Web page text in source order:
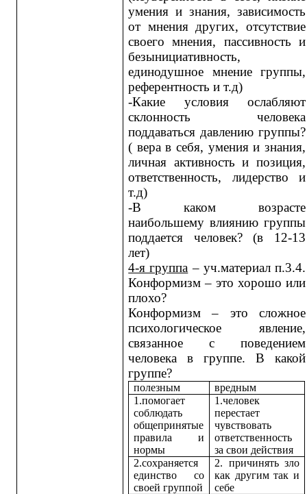
умения и знания, зависимость
от мнения других, отсутствие
своего мнения, пассивность и
безынициативность,
единодушное мнение группы,
референтность и т.д)
-Какие условия ослабляют
склонность человека
поддаваться давлению группы?
( вера в себя, умения и знания,
личная активность и позиция,
ответственность, лидерство и
т.д)
-В каком возрасте
наибольшему влиянию группы
поддается человек? (в 12-13
лет)
4-я группа – уч.материал п.3.4.
Конформизм – это хорошо или
плохо?
Конформизм – это сложное
психологическое явление,
связанное с поведением
человека в группе. В какой
группе?
полезным
вредным
1.помогает
соблюдать
общепринятые
правила и
нормы
1.человек
перестает
чувствовать
ответственность
за свои действия
2.сохраняется
единство со
своей группой
2. причинять зло
как другим так и
себе